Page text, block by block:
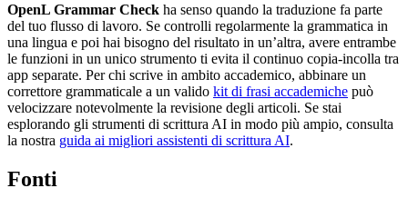
OpenL Grammar Check ha senso quando la traduzione fa parte
del tuo flusso di lavoro. Se controlli regolarmente la grammatica in
una lingua e poi hai bisogno del risultato in un’altra, avere entrambe
le funzioni in un unico strumento ti evita il continuo copia-incolla tra
app separate. Per chi scrive in ambito accademico, abbinare un
correttore grammaticale a un valido kit di frasi accademiche può
velocizzare notevolmente la revisione degli articoli. Se stai
esplorando gli strumenti di scrittura AI in modo più ampio, consulta
la nostra guida ai migliori assistenti di scrittura AI.
Fonti